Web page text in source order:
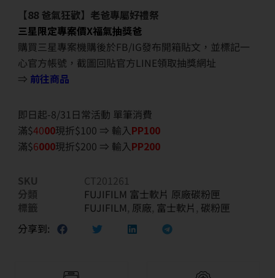
【88 爸氣狂歡】老爸專屬好禮祭
三星限定專案價X福氣抽獎爸
購買三星專案機購後於FB/IG發布開箱貼文，並標記一
心官方帳號，截圖回貼官方LINE領取抽獎網址
⇒ 前往商品
即日起-8/31日常活動 單筆消費
滿$4000現折$100 ⇒ 輸入PP100
滿$6000現折$200 ⇒ 輸入PP200
SKU
CT201261
分類
FUJIFILM 富士軟片 原廠碳粉匣
標籤
FUJIFILM, 原廠, 富士軟片 , 碳粉匣
分享到: